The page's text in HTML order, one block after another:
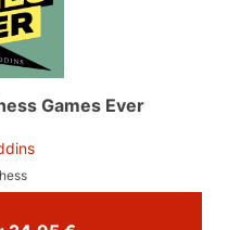
Games Ever